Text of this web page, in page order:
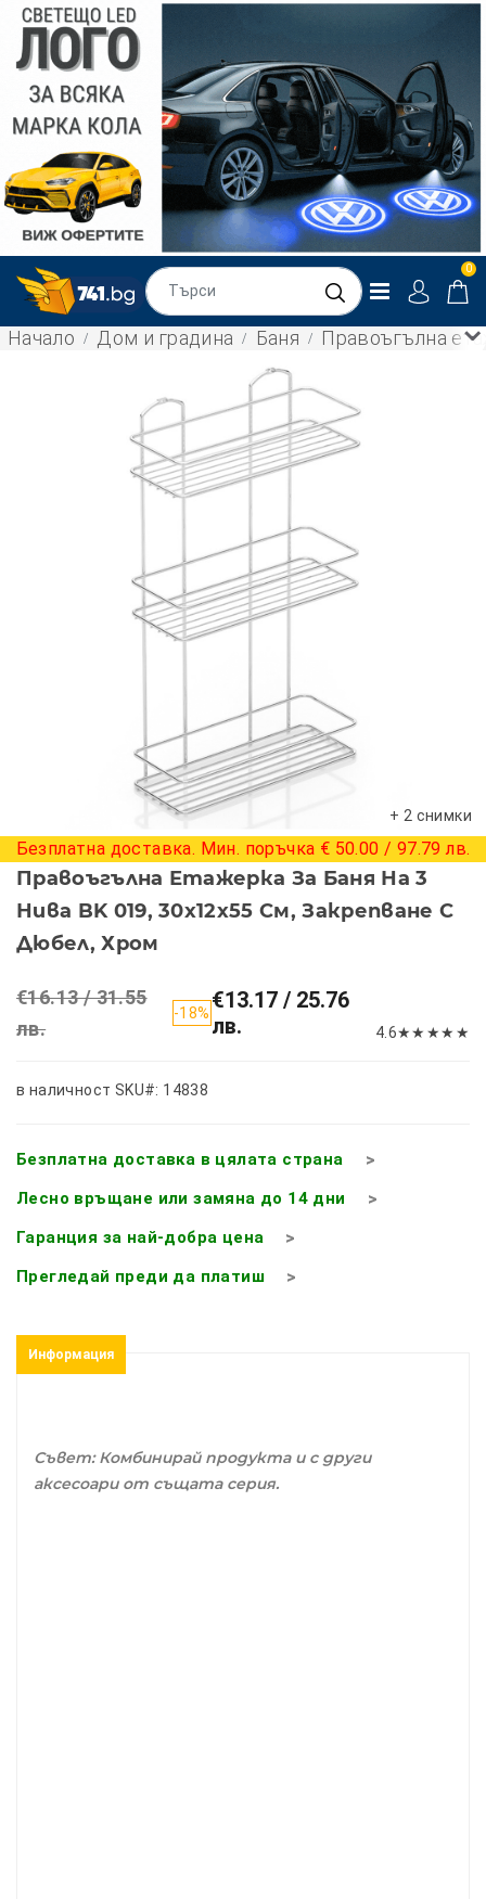
0
Начало Дом и градина Баня Правоъгълна
+ 2 снимки
Безплатна доставка. Мин. поръчка € 50.00 / 97.79 лв.
Правоъгълна Етажерка За Баня На 3
Нива BK 019, 30х12х55 См, Закрепване С
Дюбел, Хром
€16.13 / 31.55
лв.
-18%€13.17 / 25.76
лв.
4.6★★ ★★ ★
в наличност SKU#: 14838
Безплатна доставка в цялата страна
Лесно връщане или замяна до 14 дни
Гаранция за най-добра цена
Прегледай преди да платиш
Информация
Съвет: Комбинирай продукта и с други
аксесоари от същата серия.